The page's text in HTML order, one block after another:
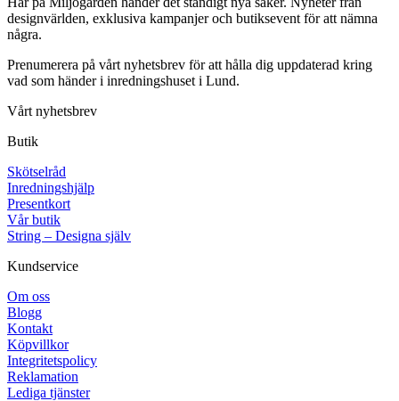
designvärlden, exklusiva kampanjer och butiksevent för att nämna
några.
Prenumerera på vårt nyhetsbrev för att hålla dig uppdaterad kring
vad som händer i inredningshuset i Lund.
Vårt nyhetsbrev
Butik
Skötselråd
Inredningshjälp
Presentkort
Vår butik
String – Designa själv
Kundservice
Om oss
Blogg
Kontakt
Köpvillkor
Integritetspolicy
Reklamation
Lediga tjänster